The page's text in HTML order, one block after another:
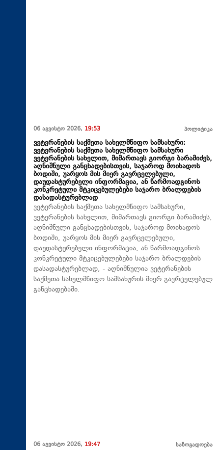
06 აგვისტო 2026, 19:53 პოლიტიკა
ვეტერანების საქმეთა სახელმწიფო სამსახური:
ვეტერანების საქმეთა სახელმწიფო სამსახური
ვეტერანების სახელით, მიმართავს გიორგი ბარამიძეს,
აღნიშნული განცხადებისთვის, საჯაროდ მოიხადოს
ბოდიში, უარყოს მის მიერ გავრცელებული,
დაუდასტურებელი ინფორმაცია, ან წარმოადგინოს
კონკრეტული მტკიცებულებები საჯარო ბრალდების
დასადასტურებლად
ვეტერანების საქმეთა სახელმწიფო სამსახური,
ვეტერანების სახელით, მიმართავს გიორგი ბარამიძეს,
აღნიშნული განცხადებისთვის, საჯაროდ მოიხადოს
ბოდიში, უარყოს მის მიერ გავრცელებული,
დაუდასტურებელი ინფორმაცია, ან წარმოადგინოს
კონკრეტული მტკიცებულებები საჯარო ბრალდების
დასადასტურებლად, - აღნიშნულია ვეტერანების
საქმეთა სახელმწიფო სამსახურის მიერ გავრცელებულ
განცხადებაში.
06 აგვისტო 2026, 19:47 საზოგადოება